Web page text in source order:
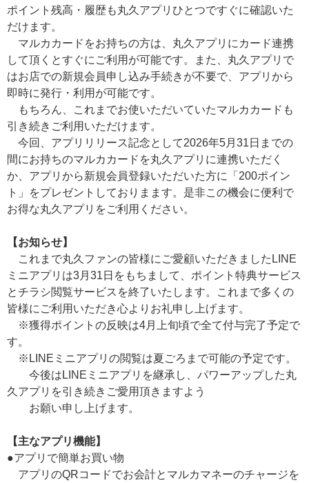
ポイント残高・履歴も丸久アプリひとつですぐに確認いた
だけます。
マルカカードをお持ちの方は、丸久アプリにカード連携
して頂くとすぐにご利用が可能です。また、丸久アプリで
はお店での新規会員申し込み手続きが不要で、アプリから
即時に発行・利用が可能です。
もちろん、これまでお使いただいていたマルカカードも
引き続きご利用いただけます。
今回、アプリリリース記念として2026年5月31日までの
間にお持ちのマルカカードを丸久アプリに連携いただく
か、アプリから新規会員登録いただいた方に「200ポイン
ト」をプレゼントしておりまます。是非この機会に便利で
お得な丸久アプリをご利用ください。
【お知らせ】
これまで丸久ファンの皆様にご愛顧いただきましたLINE
ミニアプリは3月31日をもちまして、ポイント特典サービス
とチラシ閲覧サービスを終了いたします。これまで多くの
皆様にご利用いただき心よりお礼申し上げます。
※獲得ポイントの反映は4月上旬頃で全て付与完了予定で
す。
※LINEミニアプリの閲覧は夏ごろまで可能の予定です。
今後はLINEミニアプリを継承し、パワーアップした丸
久アプリを引き続きご愛用頂きますよう
お願い申し上げます。
【主なアプリ機能】
●アプリで簡単お買い物
アプリのQRコードでお会計とマルカマネーのチャージを